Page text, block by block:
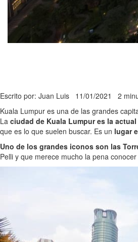
Escrito por: Juan Luis 11/01/2021 2
Kuala Lumpur es una de las grandes
La ciudad de Kuala Lumpur es la
que es lo que suelen buscar. Es un lugar
Uno de los grandes iconos son las
Pelli y que merece mucho la pena conocer